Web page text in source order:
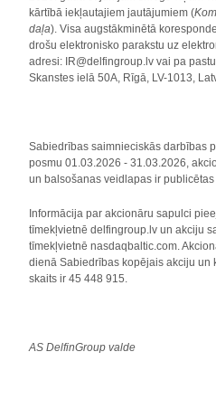
kārtībā iekļautajiem jautājumiem (
daļa). Visa augstākminētā
drošu elektronisko parakstu uz
adresi: IR@delfingroup.lv vai pa
Skanstes ielā 50A, Rīgā, LV-1013,
Sabiedrības saimnieciskās darbības
posmu 01.03.2026 - 31.03.2026,
un balsošanas veidlapas ir
Informācija par akcionāru sapulci
tīmekļvietnē delfingroup.lv un akciju
tīmekļvietnē nasdaqbaltic.com.
dienā Sabiedrības kopējais akciju un
skaits ir 45 448 915.
AS DelfinGroup valde